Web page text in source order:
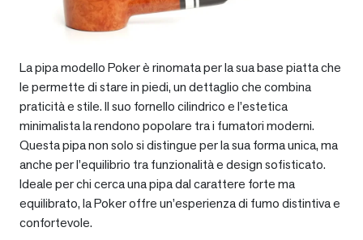
La pipa modello Poker è rinomata per la sua base piatta che
le permette di stare in piedi, un dettaglio che combina
praticità e stile. Il suo fornello cilindrico e l’estetica
minimalista la rendono popolare tra i fumatori moderni.
Questa pipa non solo si distingue per la sua forma unica, ma
anche per l’equilibrio tra funzionalità e design sofisticato.
Ideale per chi cerca una pipa dal carattere forte ma
equilibrato, la Poker offre un’esperienza di fumo distintiva e
confortevole.